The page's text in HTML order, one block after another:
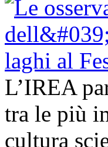
L’IREA
tra le più
cultura